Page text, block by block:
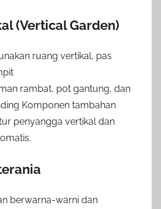
(Vertical Garden)
ruang vertikal, pas
rambat, pot gantung, dan
Komponen tambahan
penyangga vertikal dan
berwarna-warni dan